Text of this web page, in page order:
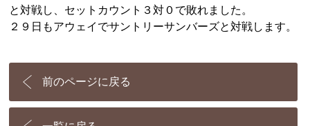
と対戦し、セットカウント３対０で敗れました。
２９日もアウェイでサントリーサンバーズと対戦します。
前のページに戻る